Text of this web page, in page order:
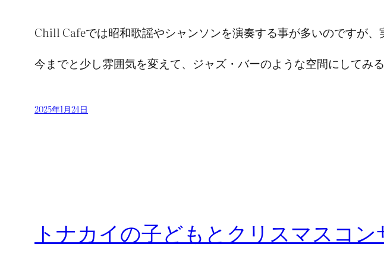
Chill Cafeでは昭和歌謡やシャンソンを演奏する事が多いのですが
今までと少し雰囲気を変えて、ジャズ・バーのような空間にしてみ
2025年1月24日
トナカイの子どもとクリスマスコン